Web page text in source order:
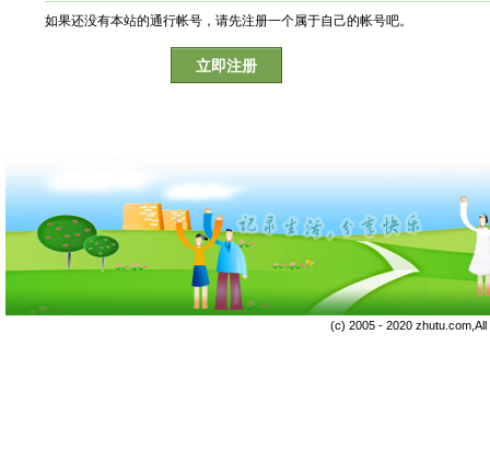
如果还没有本站的通行帐号，请先注册一个属于自己的帐号吧。
立即注册
(c) 2005 - 2020